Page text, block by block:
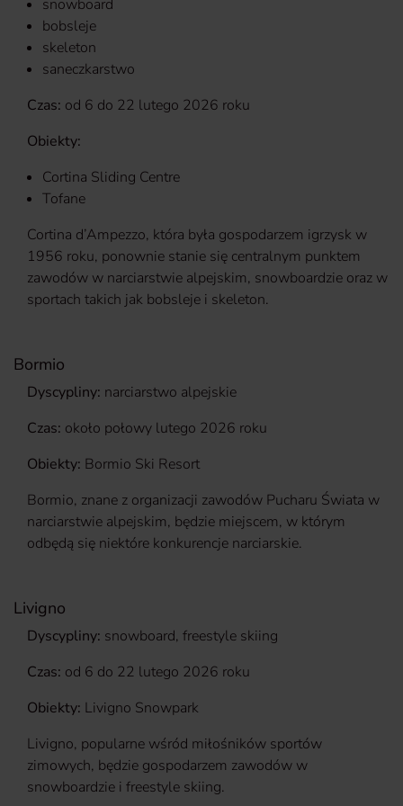
snowboard
bobsleje
skeleton
saneczkarstwo
Czas: od 6 do 22 lutego 2026 roku
Obiekty:
Cortina Sliding Centre
Tofane
Cortina d’Ampezzo, która była gospodarzem igrzysk w
1956 roku, ponownie stanie się centralnym punktem
zawodów w narciarstwie alpejskim, snowboardzie oraz w
sportach takich jak bobsleje i skeleton.
Bormio
Dyscypliny: narciarstwo alpejskie
Czas: około połowy lutego 2026 roku
Obiekty: Bormio Ski Resort
Bormio, znane z organizacji zawodów Pucharu Świata w
narciarstwie alpejskim, będzie miejscem, w którym
odbędą się niektóre konkurencje narciarskie.
Livigno
Dyscypliny: snowboard, freestyle skiing
Czas: od 6 do 22 lutego 2026 roku
Obiekty: Livigno Snowpark
Livigno, popularne wśród miłośników sportów
zimowych, będzie gospodarzem zawodów w
snowboardzie i freestyle skiing.